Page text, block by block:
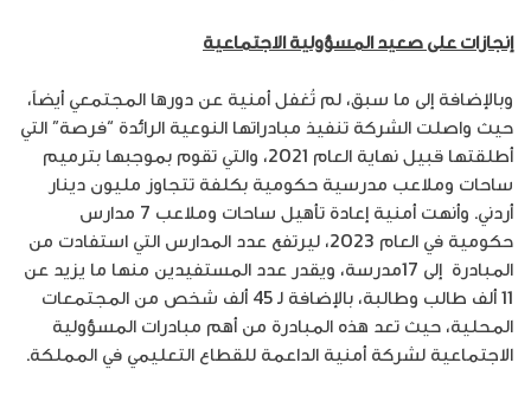
إنجازات على صعيد المسؤولية الاجتماعية
وبالإضافة إلى ما سبق، لم تُغفل أمنية عن دورها المجتمعي أيضاً،
حيث واصلت الشركة تنفيذ مبادراتها النوعية الرائدة “فرصة” التي
أطلقتها قبيل نهاية العام 2021، والتي تقوم بموجبها بترميم
ساحات وملاعب مدرسية حكومية بكلفة تتجاوز مليون دينار
أردني. وأنهت أمنية إعادة تأهيل ساحات وملاعب 7 مدارس
حكومية في العام 2023، ليرتفع عدد المدارس التي استفادت من
المبادرة إلى 17مدرسة، ويقدر عدد المستفيدين منها ما يزيد عن
11 ألف طالب وطالبة، بالإضافة لـ 45 ألف شخص من المجتمعات
المحلية، حيث تعد هذه المبادرة من أهم مبادرات المسؤولية
الاجتماعية لشركة أمنية الداعمة للقطاع التعليمي في المملكة.